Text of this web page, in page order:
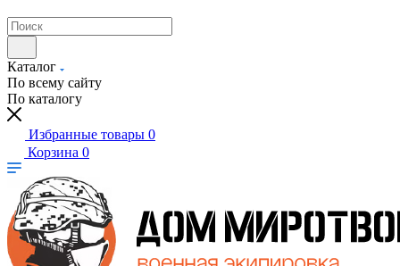
Каталог
По всему сайту
По каталогу
Избранные товары 0
Корзина 0